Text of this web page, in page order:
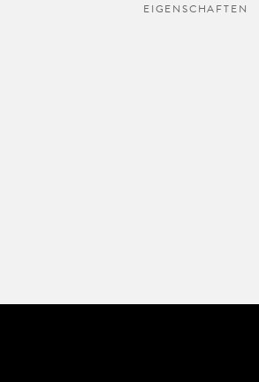
EIGENSCHAFTEN